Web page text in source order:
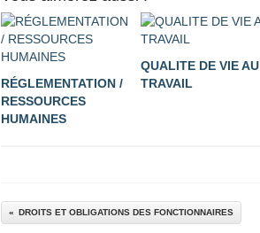
RÉGLEMENTATION /
RESSOURCES
HUMAINES
QUALITE DE VIE AU
TRAVAIL
DROITS ET OBLIGATIONS DES FONCTIONNAIRES